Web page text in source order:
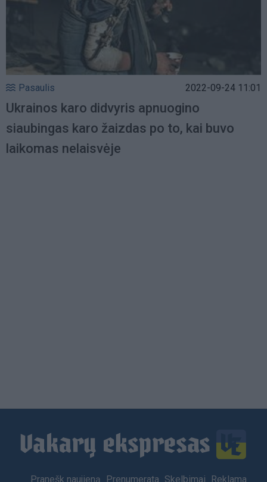
Pasaulis 2022-09-24 11:01
Ukrainos karo didvyris apnuogino
siaubingas karo žaizdas po to, kai buvo
laikomas nelaisvėje
Footer
Pranešk naujieną Prenumerata Skelbimai Reklama